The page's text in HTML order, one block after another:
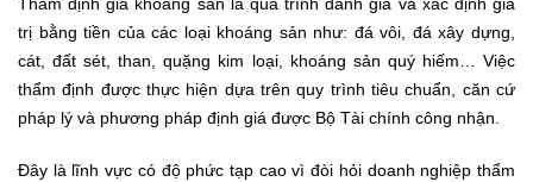
Thẩm định giá khoáng sản là quá trình đánh giá và xác định giá
trị bằng tiền của các loại khoáng sản như: đá vôi, đá xây dựng,
cát, đất sét, than, quặng kim loại, khoáng sản quý hiếm… Việc
thẩm định được thực hiện dựa trên quy trình tiêu chuẩn, căn cứ
pháp lý và phương pháp định giá được Bộ Tài chính công nhận.
Đây là lĩnh vực có độ phức tạp cao vì đòi hỏi doanh nghiệp thẩm